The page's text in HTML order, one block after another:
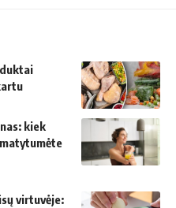
kiek
virtuvėje: